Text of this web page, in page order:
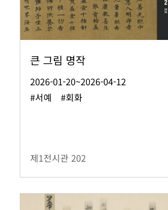
큰 그림 명작
2026-01-20~2026-04-12
#서예 #회화
제1전시관 202